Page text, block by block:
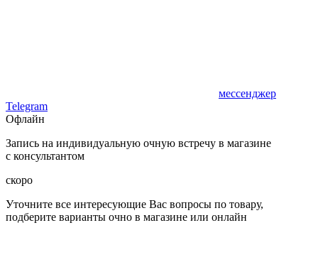
мессенджер
Telegram
Офлайн
Запись на индивидуальную очную встречу в магазине
с консультантом
скоро
Уточните все интересующие Вас вопросы по товару,
подберите варианты очно в магазине или онлайн